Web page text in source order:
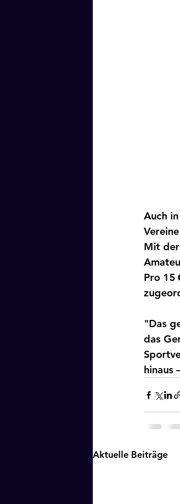
Auch
Mit
Pro 15
"Das
das
hinaus
Aktuelle Beiträge